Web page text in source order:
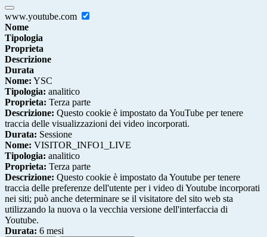
www.youtube.com
Nome
Tipologia
Proprieta
Descrizione
Durata
Nome: YSC
Tipologia: analitico
Proprieta: Terza parte
Descrizione: Questo cookie è impostato da YouTube per tenere
traccia delle visualizzazioni dei video incorporati.
Durata: Sessione
Nome: VISITOR_INFO1_LIVE
Tipologia: analitico
Proprieta: Terza parte
Descrizione: Questo cookie è impostato da Youtube per tenere
traccia delle preferenze dell'utente per i video di Youtube incorporati
nei siti; può anche determinare se il visitatore del sito web sta
utilizzando la nuova o la vecchia versione dell'interfaccia di
Youtube.
Durata: 6 mesi